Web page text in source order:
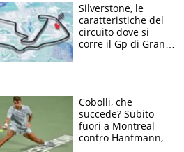
Silverstone, le
caratteristiche del
circuito dove si
corre il Gp di Gran
Cobolli, che
succede? Subito
fuori a Montreal
contro Hanfmann,